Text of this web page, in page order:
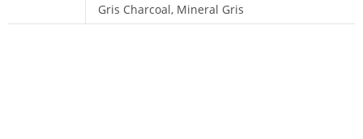
Gris Charcoal, Mineral Gris